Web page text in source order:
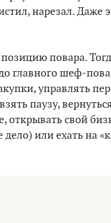
нарезал. Даже
повара.
главного шеф-
управлять
паузу,
открывать свой
дело) или ехать на